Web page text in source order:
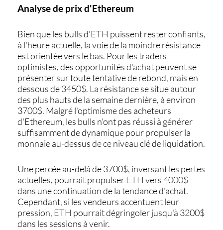
Analyse de prix d'Ethereum
Bien que les bullsd'ETH puissent rester confiants,
à l'heure actuelle, la voie de la moindre résistance
est orientée vers le bas. Pour les traders
optimistes, des opportunités d'achat peuvent se
présenter sur toute tentative de rebond, mais en
dessous de 3450$. La résistance se situe autour
des plus hauts de la semaine dernière, à environ
3700$. Malgré l'optimisme des acheteurs
d'Ethereum, les bulls n'ont pas réussi à générer
suffisamment de dynamique pour propulser la
monnaie au-dessus de ce niveau clé de liquidation.
Une percée au-delà de 3700$, inversant les pertes
actuelles, pourrait propulser ETH vers 4000$
dans une continuation de la tendance d'achat.
Cependant, si les vendeurs accentuent leur
pression, ETH pourrait dégringoler jusqu'à 3200$
dans les sessions à venir.